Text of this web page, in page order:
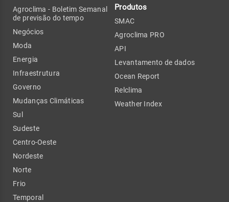
Agroclima - Boletim Semanal
de previsão do tempo
Negócios
Moda
Energia
Infraestrutura
Governo
Mudanças Climáticas
Sul
Sudeste
Centro-Oeste
Nordeste
Norte
Frio
Temporal
Produtos
SMAC
Agroclima PRO
API
Levantamento de dados
Ocean Report
Relclima
Weather Index